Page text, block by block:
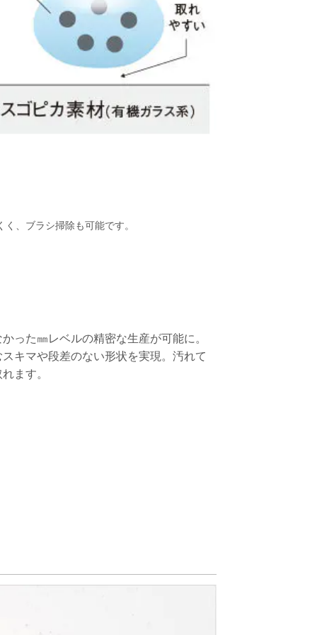
、ブラシ掃除も可能です。
った㎜レベルの精密な生産が可能に。
キマや段差のない形状を実現。汚れて
ます。